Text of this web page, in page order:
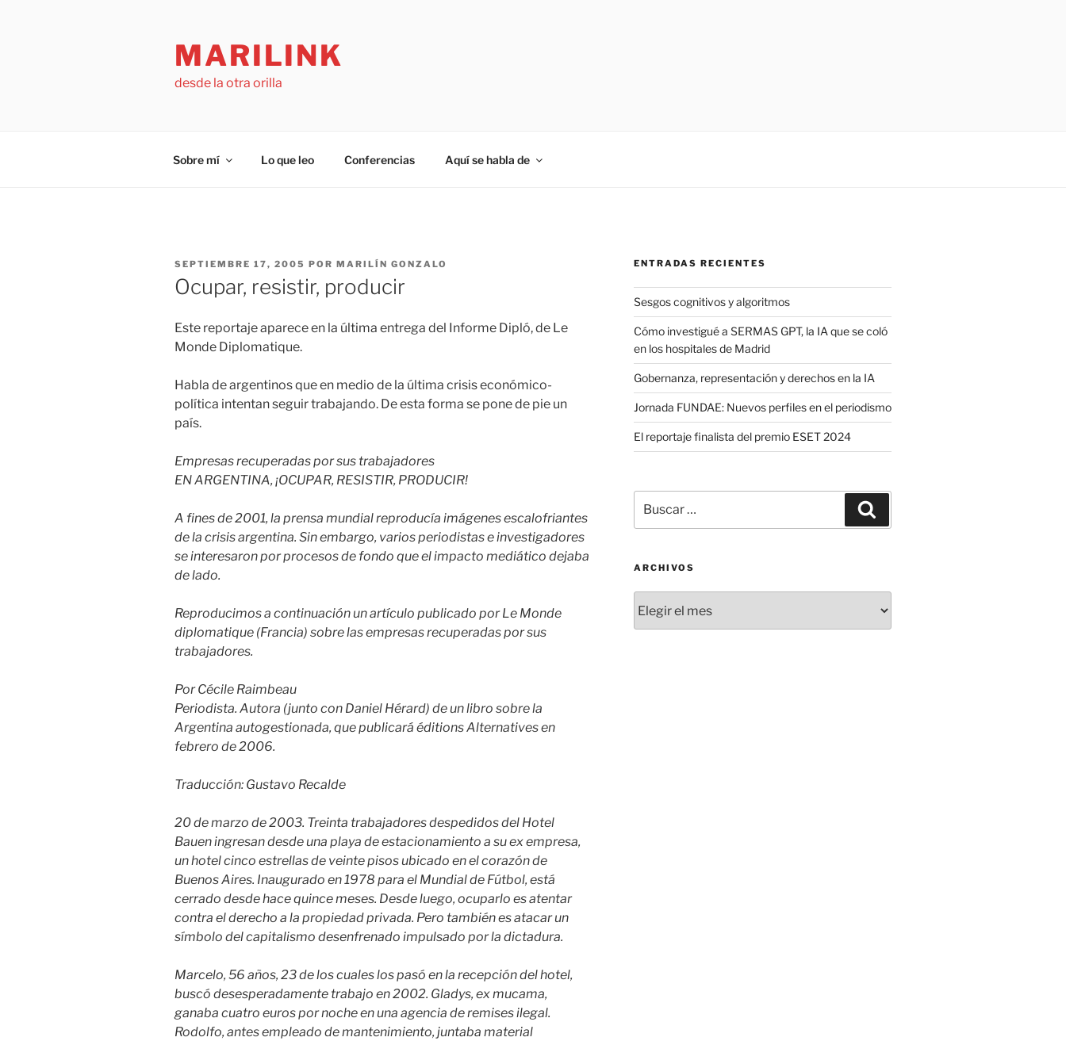
MARILINK
desde la otra orilla
Sobre mí Lo que leo Conferencias Aquí se habla de
PUBLICADO
EL
SEPTIEMBRE 17, 2005 POR MARILÍN GONZALO
Ocupar, resistir, producir
Este reportaje aparece en la última entrega del Informe Dipló, de Le
Monde Diplomatique.
Habla de argentinos que en medio de la última crisis económico-
política intentan seguir trabajando. De esta forma se pone de pie un
país.
Empresas recuperadas por sus trabajadores
EN ARGENTINA, ¡OCUPAR, RESISTIR, PRODUCIR!
A fines de 2001, la prensa mundial reproducía imágenes escalofriantes
de la crisis argentina. Sin embargo, varios periodistas e investigadores
se interesaron por procesos de fondo que el impacto mediático dejaba
de lado.
Reproducimos a continuación un artículo publicado por Le Monde
diplomatique (Francia) sobre las empresas recuperadas por sus
trabajadores.
Por Cécile Raimbeau
Periodista. Autora (junto con Daniel Hérard) de un libro sobre la
Argentina autogestionada, que publicará éditions Alternatives en
febrero de 2006.
Traducción: Gustavo Recalde
20 de marzo de 2003. Treinta trabajadores despedidos del Hotel
Bauen ingresan desde una playa de estacionamiento a su ex empresa,
un hotel cinco estrellas de veinte pisos ubicado en el corazón de
Buenos Aires. Inaugurado en 1978 para el Mundial de Fútbol, está
cerrado desde hace quince meses. Desde luego, ocuparlo es atentar
contra el derecho a la propiedad privada. Pero también es atacar un
símbolo del capitalismo desenfrenado impulsado por la dictadura.
Marcelo, 56 años, 23 de los cuales los pasó en la recepción del hotel,
buscó desesperadamente trabajo en 2002. Gladys, ex mucama,
ganaba cuatro euros por noche en una agencia de remises ilegal.
Rodolfo, antes empleado de mantenimiento, juntaba material
ENTRADAS RECIENTES
Sesgos cognitivos y algoritmos
Cómo investigué a SERMAS GPT, la IA que se coló
en los hospitales de Madrid
Gobernanza, representación y derechos en la IA
Jornada FUNDAE: Nuevos perfiles en el periodismo
El reportaje finalista del premio ESET 2024
por:
ARCHIVOS